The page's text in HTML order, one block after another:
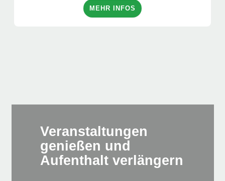
MEHR INFOS
Veranstaltungen
genießen und
Aufenthalt verlängern